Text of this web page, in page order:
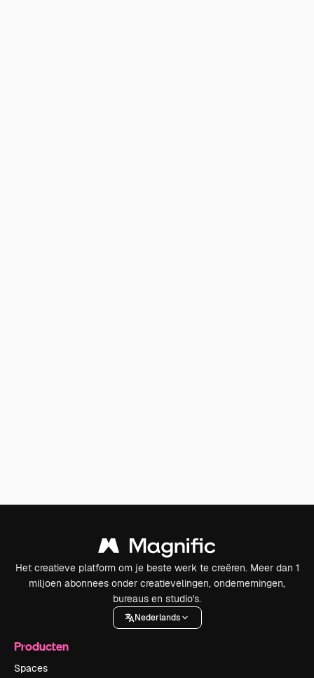
Het creatieve platform om je beste werk te creëren. Meer dan 1
miljoen abonnees onder creatievelingen, ondernemingen,
bureaus en studio's.
Nederlands
Producten
Spaces